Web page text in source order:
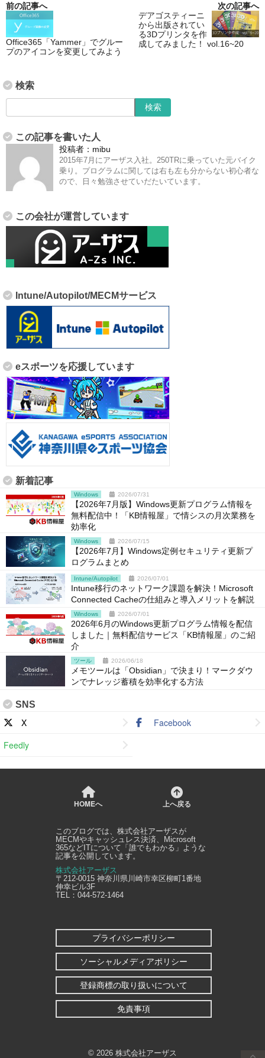
前の記事へ
Office365「Yammer」でグルー
プのアイコンを変更してみよう
次の記事へ
デアゴスティーニ
から出版されてい
る3Dプリンタを作
成してみました！ vol.16~20
検索
この記事を書いた人
投稿者： mibu
2015年7月にアーザス入社。250TRに乗っていた元バイク
乗り。プログラムに関しては右も左も分からない初心者な
ので、日々勉強させていだたいています。
この会社が運営しています
Intune/Autopilot/MECMサービス
eスポーツを応援しています
新着記事
Windows 2026/07/31
【2026年7月版】Windows更新プログラム情報を
無料配信中！「KB情報屋」で情シスの月次業務を
効率化
Windows 2026/07/15
【2026年7月】Windows定例セキュリティ更新プ
ログラムまとめ
Intune/Autopilot 2026/07/01
Intune移行のネットワーク課題を解決！Microsoft
Connected Cacheの仕組みと導入メリットを解説
Windows 2026/07/01
2026年6月のWindows更新プログラム情報を配信
しました｜無料配信サービス「KB情報屋」のご紹
介
ツール 2026/06/18
メモツールは「Obsidian」で決まり！マークダウ
ンでナレッジ蓄積を効率化する方法
SNS
X
Facebook
Feedly
HOMEへ 上へ戻る
このブログでは、 株式会社アーザス が
MECMやキャッシュレス決済、Microsoft
365などITについて「誰でもわかる」ような
記事を公開しています。
株式会社アーザス
〒212-0015 神奈川県 川崎市幸区柳町1番地
伸幸ビル3F
TEL： 044-572-1464
プライバシーポリシー
ソーシャルメディアポリシー
登録商標の取り扱いについて
免責事項
© 2026 株式会社アーザス